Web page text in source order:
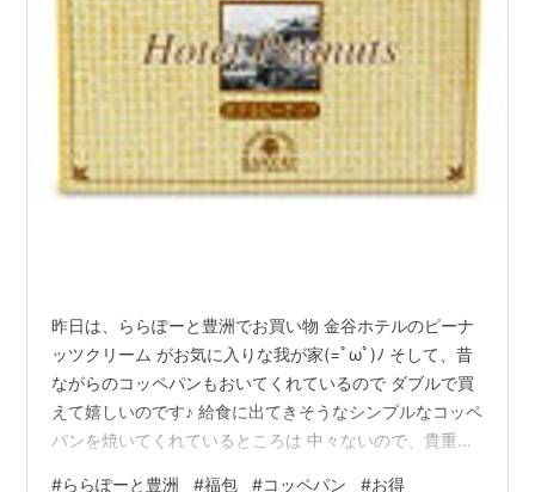
昨日は、ららぽーと豊洲でお買い物 金谷ホテルのピーナ
ッツクリーム がお気に入りな我が家(=ﾟωﾟ)ﾉ そして、昔
ながらのコッペパンもおいてくれているので ダブルで買
えて嬉しいのです♪ 給食に出てきそうなシンプルなコッペ
パンを焼いてくれているところは 中々ないので、貴重だ
#ららぽーと豊洲 #福包 #コッペパン #お得